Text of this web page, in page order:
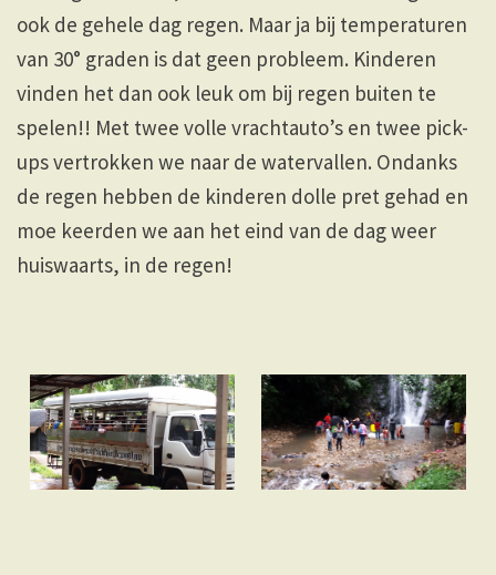
ook de gehele dag regen. Maar ja bij temperaturen
van 30° graden is dat geen probleem. Kinderen
vinden het dan ook leuk om bij regen buiten te
spelen!! Met twee volle vrachtauto’s en twee pick-
ups vertrokken we naar de watervallen. Ondanks
de regen hebben de kinderen dolle pret gehad en
moe keerden we aan het eind van de dag weer
huiswaarts, in de regen!